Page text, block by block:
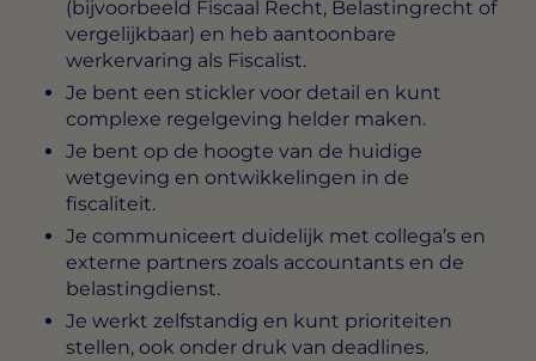
(bijvoorbeeld Fiscaal Recht, Belastingrecht of
vergelijkbaar) en heb aantoonbare
werkervaring als Fiscalist.
Je bent een stickler voor detail en kunt
complexe regelgeving helder maken.
Je bent op de hoogte van de huidige
wetgeving en ontwikkelingen in de
fiscaliteit.
Je communiceert duidelijk met collega’s en
externe partners zoals accountants en de
belastingdienst.
Je werkt zelfstandig en kunt prioriteiten
stellen, ook onder druk van deadlines.